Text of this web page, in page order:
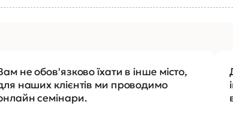
не обов'язково їхати в інше місто,
наших клієнтів ми проводимо
семінари.